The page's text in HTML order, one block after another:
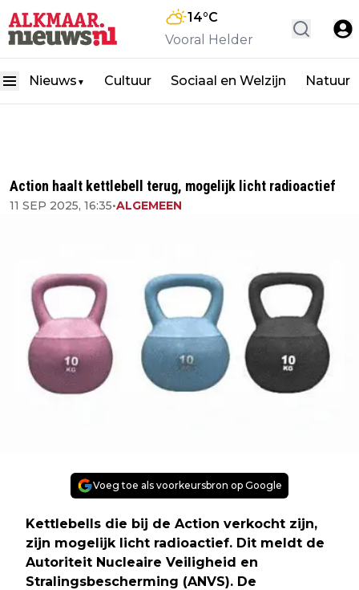
14°C
Vooral Helder
Nieuws ▼ Cultuur Sociaal en Welzijn Natuur
Action haalt kettlebell terug, mogelijk licht radioactief
11 SEP 2025, 16:35•ALGEMEEN
Voeg toe als voorkeursbron op Google
Kettlebells die bij de Action verkocht zijn,
zijn mogelijk licht radioactief. Dit meldt de
Autoriteit Nucleaire Veiligheid en
Stralingsbescherming (ANVS). De